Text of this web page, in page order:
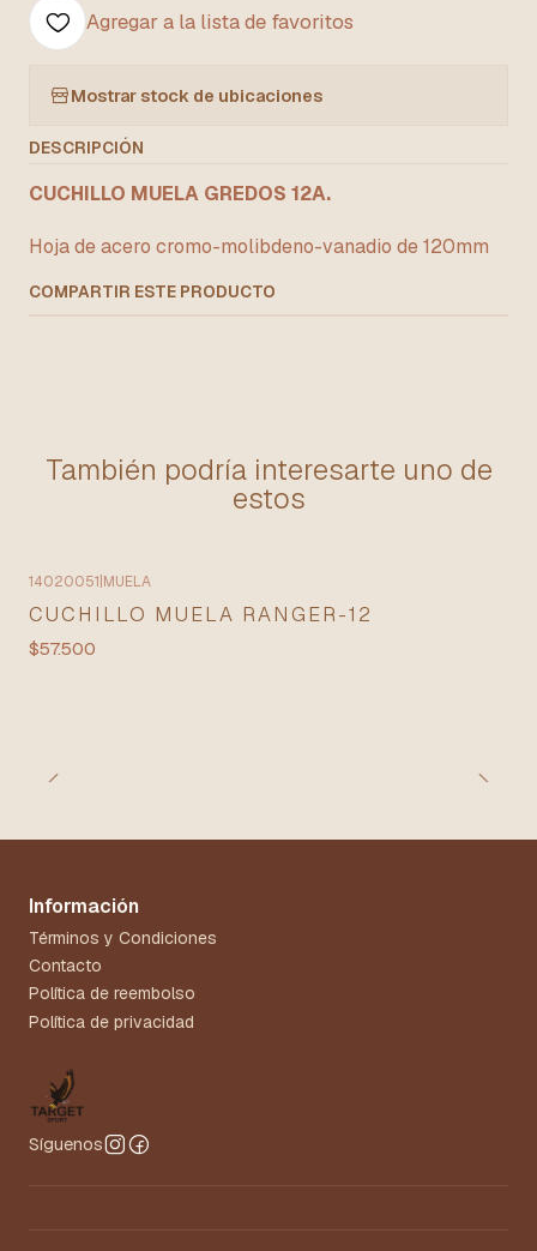
Agregar a la lista de favoritos
Mostrar stock de ubicaciones
DESCRIPCIÓN
CUCHILLO MUELA GREDOS 12A.
Hoja de acero cromo-molibdeno-vanadio de 120mm
COMPARTIR ESTE PRODUCTO
También podría interesarte uno de
estos
14020051 MUELA
CUCHILLO MUELA RANGER-12
$57.500
Información
Términos y Condiciones
Contacto
Política de reembolso
Política de privacidad
Síguenos